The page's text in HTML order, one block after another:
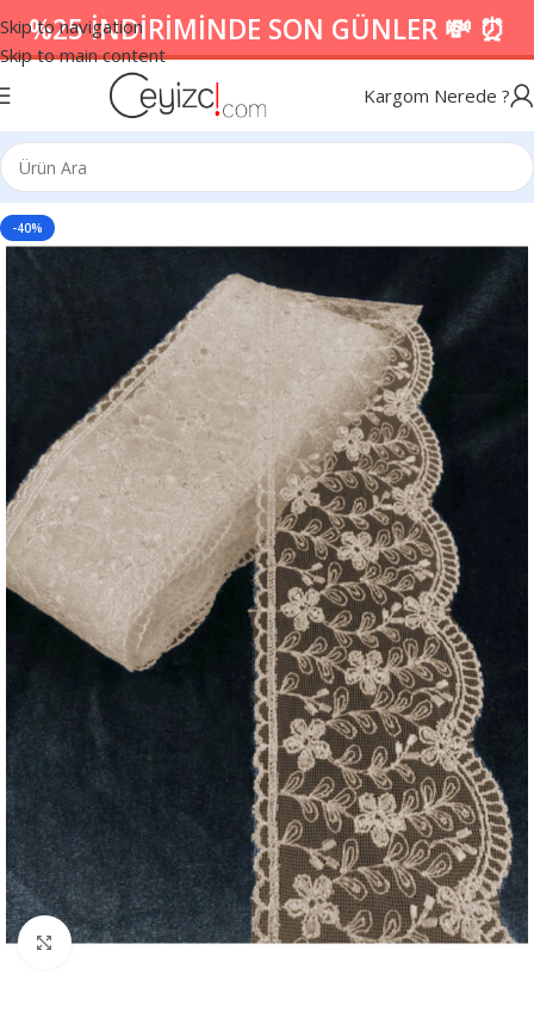
Skip to navigation
Skip to main content
%25 İNDİRİMİNDE SON GÜNLER 💸 ⏰
Kargom Nerede ?
-40%
Resmi Büyüt